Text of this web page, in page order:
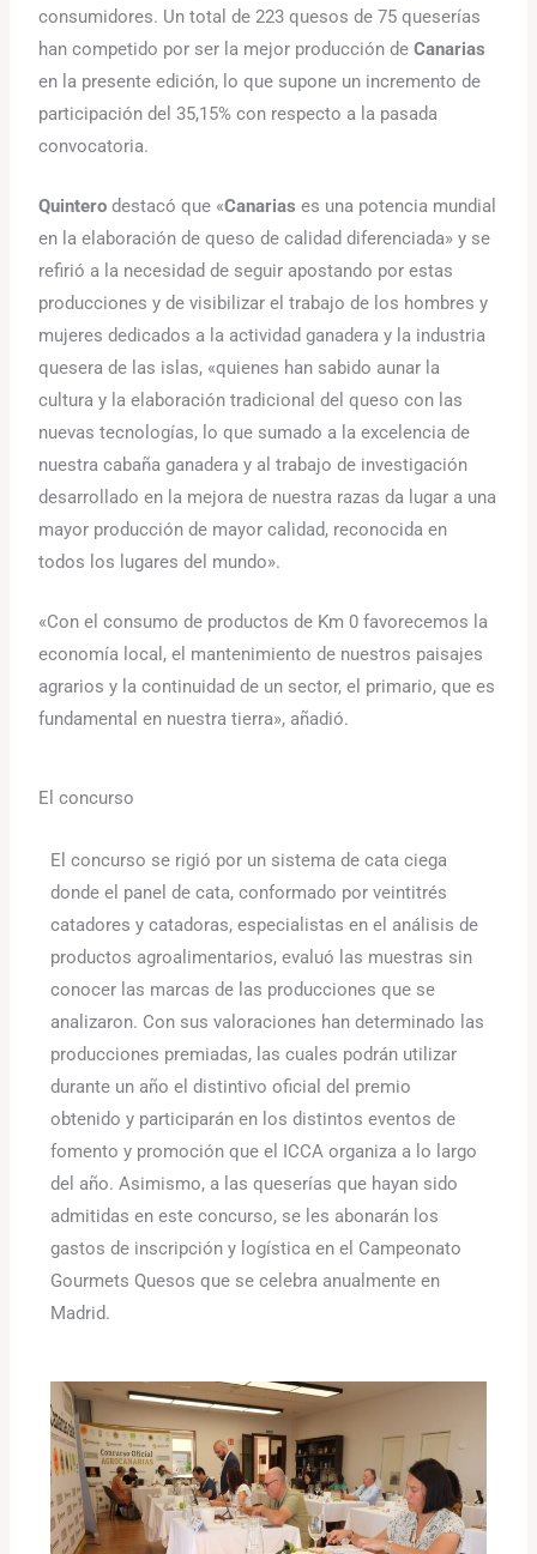
consumidores. Un total de 223 quesos de 75 queserías
han competido por ser la mejor producción deCanarias
en la presente edición, lo que supone un incremento de
participación del 35,15% con respecto a la pasada
convocatoria.
Quintero destacó que «Canarias es una potencia mundial
en la elaboración de queso de calidad diferenciada» y se
refirió a la necesidad de seguir apostando por estas
producciones y de visibilizar el trabajo de los hombres y
mujeres dedicados a la actividad ganadera y la industria
quesera de las islas, «quienes han sabido aunar la
cultura y la elaboración tradicional del queso con las
nuevas tecnologías, lo que sumado a la excelencia de
nuestra cabaña ganadera y al trabajo de investigación
desarrollado en la mejora de nuestra razas da lugar a una
mayor producción de mayor calidad, reconocida en
todos los lugares del mundo».
«Con el consumo de productos de Km 0 favorecemos la
economía local, el mantenimiento de nuestros paisajes
agrarios y la continuidad de un sector, el primario, que es
fundamental en nuestra tierra», añadió.
El concurso
El concurso se rigió por un sistema de cata ciega
donde el panel de cata, conformado por veintitrés
catadores y catadoras, especialistas en el análisis de
productos agroalimentarios, evaluó las muestras sin
conocer las marcas de las producciones que se
analizaron. Con sus valoraciones han determinado las
producciones premiadas, las cuales podrán utilizar
durante un año el distintivo oficial del premio
obtenido y participarán en los distintos eventos de
fomento y promoción que el ICCA organiza a lo largo
del año. Asimismo, a las queserías que hayan sido
admitidas en este concurso, se les abonarán los
gastos de inscripción y logística en el Campeonato
Gourmets Quesos que se celebra anualmente en
Madrid.